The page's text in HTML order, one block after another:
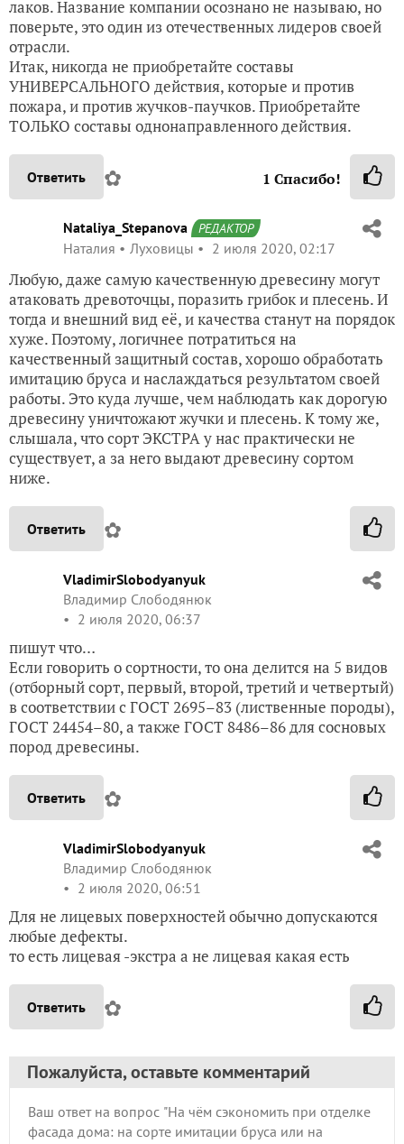
лаков. Название компании осознано не называю, но
поверьте, это один из отечественных лидеров своей
отрасли.
Итак, никогда не приобретайте составы
УНИВЕРСАЛЬНОГО действия, которые и против
пожара, и против жучков-паучков. Приобретайте
ТОЛЬКО составы однонаправленного действия.
Ответить ✿ 1 Спасибо!
Nataliya_Stepanova РЕДАКТОР
Наталия Луховицы 2 июля 2020, 02:17
Любую, даже самую качественную древесину могут
атаковать древоточцы, поразить грибок и плесень. И
тогда и внешний вид её, и качества станут на порядок
хуже. Поэтому, логичнее потратиться на
качественный защитный состав, хорошо обработать
имитацию бруса и наслаждаться результатом своей
работы. Это куда лучше, чем наблюдать как дорогую
древесину уничтожают жучки и плесень. К тому же,
слышала, что сорт ЭКСТРА у нас практически не
существует, а за него выдают древесину сортом
ниже.
Ответить ✿
VladimirSlobodyanyuk
Владимир Слободянюк
2 июля 2020, 06:37
пишут что…
Если говорить о сортности, то она делится на 5 видов
(отборный сорт, первый, второй, третий и четвертый)
в соответствии с ГОСТ 2695–83 (лиственные породы),
ГОСТ 24454–80, а также ГОСТ 8486–86 для сосновых
пород древесины.
Ответить ✿
VladimirSlobodyanyuk
Владимир Слободянюк
2 июля 2020, 06:51
Для не лицевых поверхностей обычно допускаются
любые дефекты.
то есть лицевая -экстра а не лицевая какая есть
Ответить ✿
Пожалуйста, оставьте комментарий